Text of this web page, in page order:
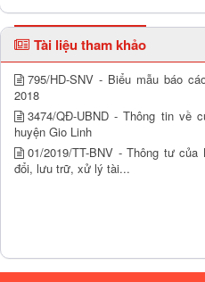
Tài liệu tham khảo
795/HD-SNV - Biểu mẫu báo
2018
3474/QĐ-UBND - Thông tin về
huyện Gio Linh
01/2019/TT-BNV - Thông tư
đổi, lưu trữ, xử lý tài...